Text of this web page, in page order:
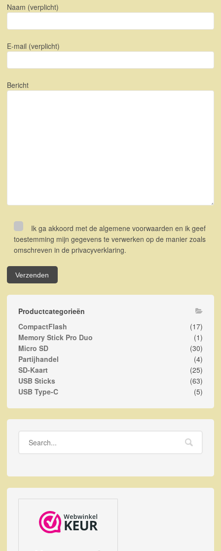
Naam (verplicht)
E-mail (verplicht)
Bericht
Ik ga akkoord met de algemene voorwaarden en ik geef
toestemming mijn gegevens te verwerken op de manier zoals
omschreven in de privacyverklaring.
Productcategorieën
CompactFlash
(17)
Memory Stick Pro Duo
(1)
Micro SD
(30)
Partijhandel
(4)
SD-Kaart
(25)
USB Sticks
(63)
USB Type-C
(5)